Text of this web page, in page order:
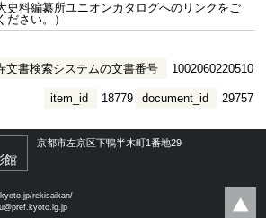
史料編纂所ユニオンカタログへのリンクをご
ださい。）
文書検索システムの文書番号 1002060220510
document_id 29757
item_id 18779
館
京都市左京区下鴨半木町1番地29
rekisaikan/